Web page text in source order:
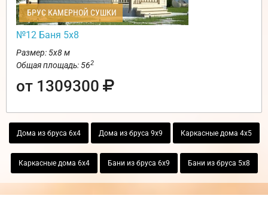
БРУС КАМЕРНОЙ СУШКИ
№12 Баня 5х8
Размер: 5х8 м
Общая площадь: 562
от 1309300
Дома из бруса 6х4 Дома из бруса 9х9 Каркасные дома 4х5
Каркасные дома 6х4 Бани из бруса 6х9 Бани из бруса 5х8